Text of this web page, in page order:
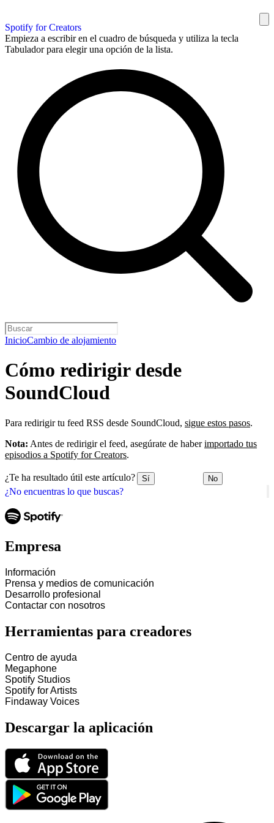
Spotify for Creators
Empieza a escribir en el cuadro de búsqueda y utiliza la tecla
Tabulador para elegir una opción de la lista.
InicioCambio de alojamiento
¿No encuentras lo que buscas?
Cómo redirigir desde
SoundCloud
Para redirigir tu feed RSS desde SoundCloud, sigue estos pasos.
Nota: Antes de redirigir el feed, asegúrate de haberimportado tus
episodios a Spotify for Creators.
¿Te ha resultado útil este artículo? Sí No
Empresa
Información
Prensa y medios de comunicación
Desarrollo profesional
Contactar con nosotros
Herramientas para creadores
Centro de ayuda
Megaphone
Spotify Studios
Spotify for Artists
Findaway Voices
Descargar la aplicación